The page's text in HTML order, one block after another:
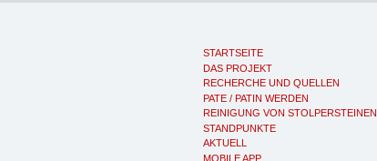
STARTSEITE
DAS PROJEKT
RECHERCHE UND QUELLEN
PATE / PATIN WERDEN
REINIGUNG VON STOLPERSTEINEN
STANDPUNKTE
AKTUELL
MOBILE APP